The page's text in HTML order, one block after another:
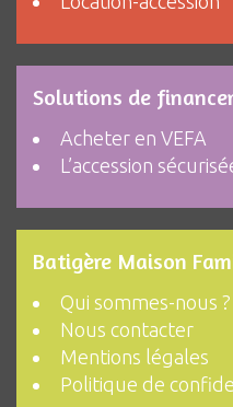
Solutions de
Acheter en VEFA
L’accession
Batigère Maison
Qui sommes-nous ?
Nous contacter
Mentions légales
Politique de